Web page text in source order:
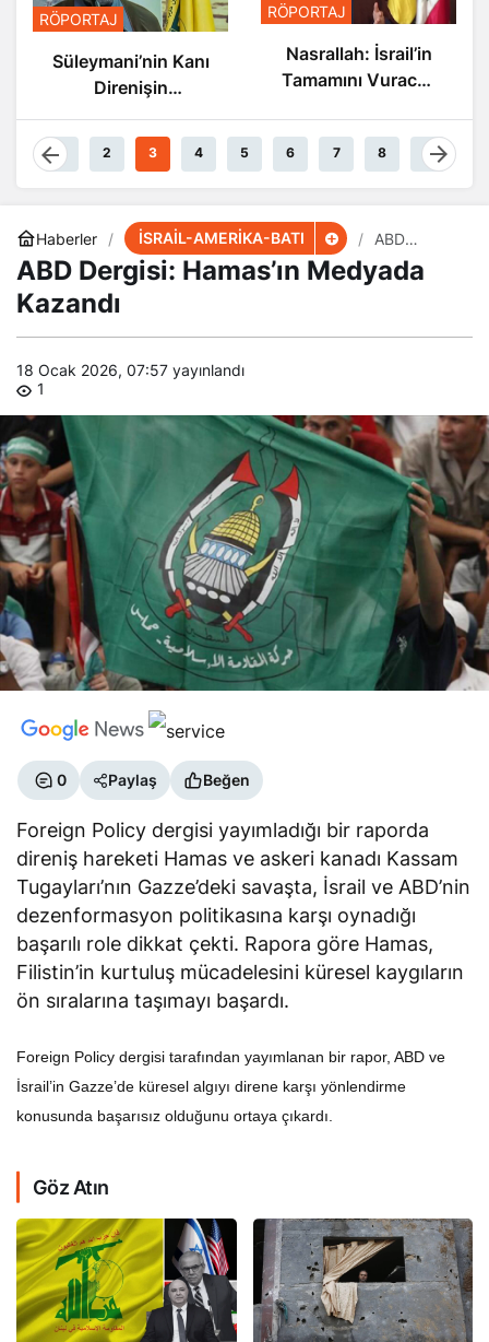
RÖPORTAJ
Süleymani’nin Kanı
Direnişin
Damarlarında
Akıyor
RÖPORTAJ
Nasrallah: İsrail’in
Tamamını Vuracak
1 2 3 4 5 6 7 8 9
Haberler İSRAİL-AMERİKA-BATI
ABD
Dergisi:
Hamas’ın
ABD Dergisi: Hamas’ın Medyada
Kazandı
18 Ocak 2026, 07:57 yayınlandı
1
0 Paylaş Beğen
Foreign Policy dergisi yayımladığı bir raporda
direniş hareketi Hamas ve askeri kanadı Kassam
Tugayları’nın Gazze’deki savaşta, İsrail ve ABD’nin
dezenformasyon politikasına karşı oynadığı
başarılı role dikkat çekti. Rapora göre Hamas,
Filistin’in kurtuluş mücadelesini küresel kaygıların
ön sıralarına taşımayı başardı.
Foreign Policy dergisi tarafından yayımlanan bir rapor, ABD ve
İsrail’in Gazze’de küresel algıyı direne karşı yönlendirme
konusunda başarısız olduğunu ortaya çıkardı.
Göz Atın